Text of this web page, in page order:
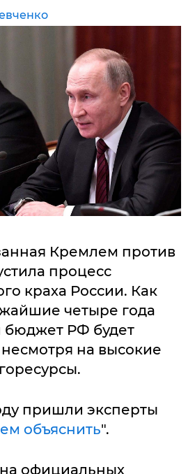
Кремлем против
процесс
краха России. Как
четыре года
РФ будет
на высокие
пришли эксперты
объяснить".
официальных